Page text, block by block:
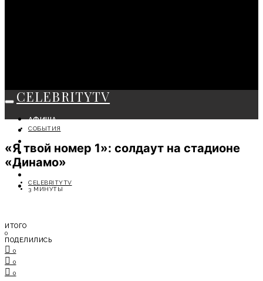
CELEBRITYTV
АФИША
СОБЫТИЯ
КРАСОТА
МОДА
ЛИЧНОСТЬ
СОВЕТЫ ЭКСПЕРТОВ
СОБЫТИЯ
«Я твой номер 1»: солдаут на стадионе
«Динамо»
CELEBRITYTV
3 МИНУТЫ
ИТОГО
0
ПОДЕЛИЛИСЬ
0
0
0